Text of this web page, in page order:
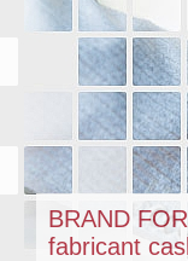
BRAND
fabricant